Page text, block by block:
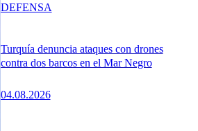
Turquía denuncia ataques con drones
contra dos barcos en el Mar Negro
04.08.2026
DEFENSA